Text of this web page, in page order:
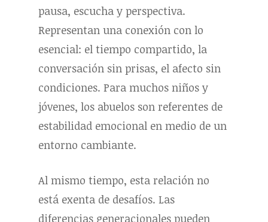
pausa, escucha y perspectiva.
Representan una conexión con lo
esencial: el tiempo compartido, la
conversación sin prisas, el afecto sin
condiciones. Para muchos niños y
jóvenes, los abuelos son referentes de
estabilidad emocional en medio de un
entorno cambiante.
Al mismo tiempo, esta relación no
está exenta de desafíos. Las
diferencias generacionales pueden